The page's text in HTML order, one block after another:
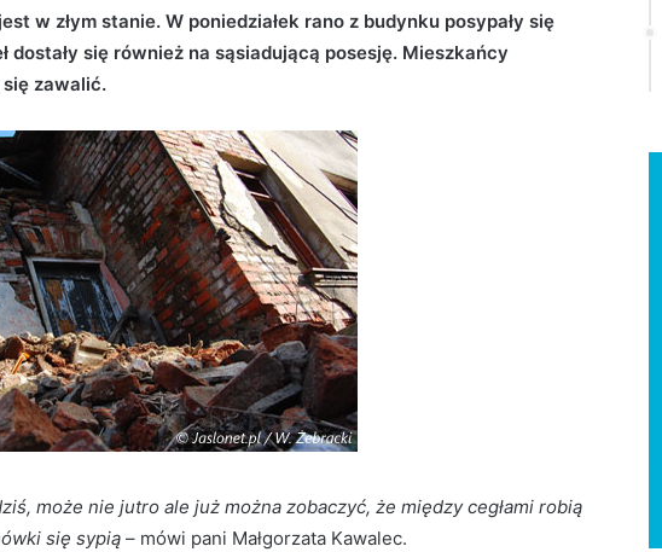
w złym stanie. W poniedziałek rano z budynku posypały się
dostały się również na sąsiadującą posesję. Mieszkańcy
zawalić.
może nie jutro ale już można zobaczyć, że między cegłami robią
się sypią – mówi pani Małgorzata Kawalec.